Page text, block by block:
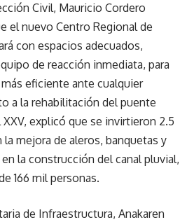
Civil, Mauricio Cordero
el nuevo Centro Regional de
con espacios adecuados,
de reacción inmediata, para
eficiente ante cualquier
a la rehabilitación del puente
explicó que se invirtieron 2.5
mejora de aleros, banquetas y
la construcción del canal pluvial,
166 mil personas.
de Infraestructura, Anakaren